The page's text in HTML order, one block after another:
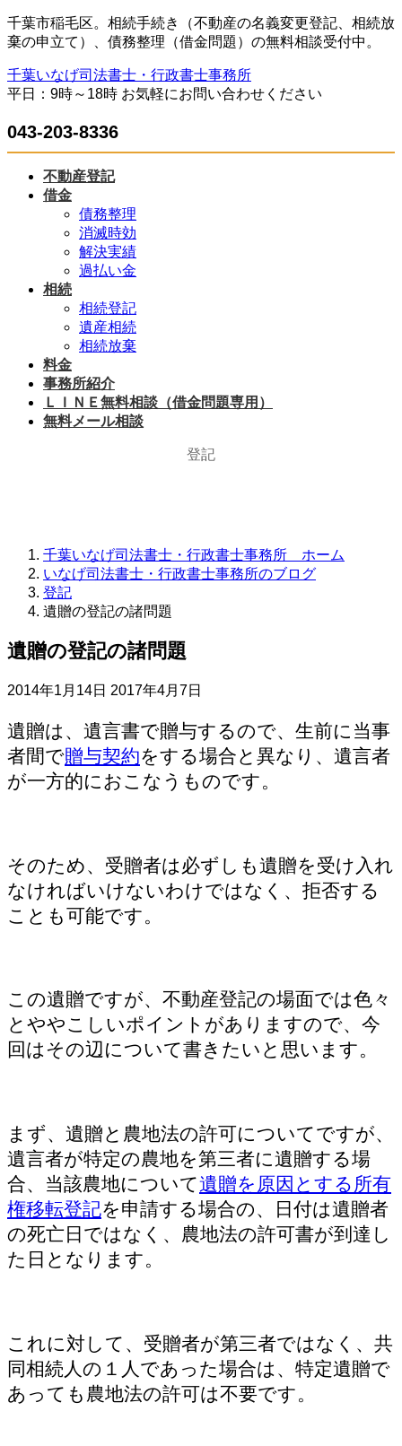
コ
ン
ン
ツ
ス
キ
ナ
ビ
ー
シ
ン
に
千葉市稲毛区。相続手続き（不動産の名義変更登記、相続放
棄の申立て）、債務整理（借金問題）の無料相談受付中。
千葉いなげ司法書士・行政書士事務所
平日：9時～18時 お気軽にお問い合わせください
043-203-8336
不動産登記
借金
債務整理
消滅時効
解決実績
過払い金
相続
相続登記
遺産相続
相続放棄
料金
事務所紹介
ＬＩＮＥ無料相談（借金問題専用）
無料メール相談
登記
千葉いなげ司法書士・行政書士事務所 ホーム
いなげ司法書士・行政書士事務所のブログ
登記
遺贈の登記の諸問題
遺贈の登記の諸問題
2014年1月14日 最
更
新
日
時
2017年4月7日
遺贈は、遺言書で贈与するので、生前に当事
者間で贈与契約をする場合と異なり、遺言者
が一方的におこなうものです。
そのため、受贈者は必ずしも遺贈を受け入れ
なければいけないわけではなく、拒否する
ことも可能です。
この遺贈ですが、不動産登記の場面では色々
とややこしいポイントがありますので、今
回はその辺について書きたいと思います。
まず、遺贈と農地法の許可についてですが、
遺言者が特定の農地を第三者に遺贈する場
合、当該農地について遺贈を原因とする所有
権移転登記を申請する場合の、日付は遺贈者
の死亡日ではなく、農地法の許可書が到達し
た日となります。
これに対して、受贈者が第三者ではなく、共
同相続人の１人であった場合は、特定遺贈で
あっても農地法の許可は不要です。